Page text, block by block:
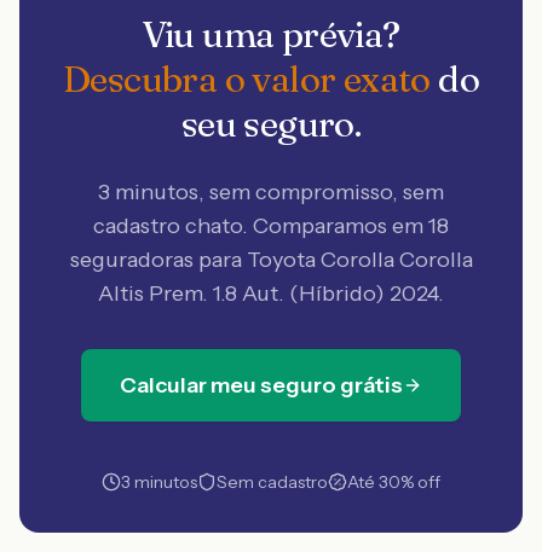
Viu uma prévia?
Descubra o valor exato do
seu seguro.
3 minutos, sem compromisso, sem
cadastro chato. Comparamos em 18
seguradoras para Toyota Corolla Corolla
Altis Prem. 1.8 Aut. (Híbrido) 2024.
Calcular meu seguro grátis
3 minutos Sem cadastro Até 30% off